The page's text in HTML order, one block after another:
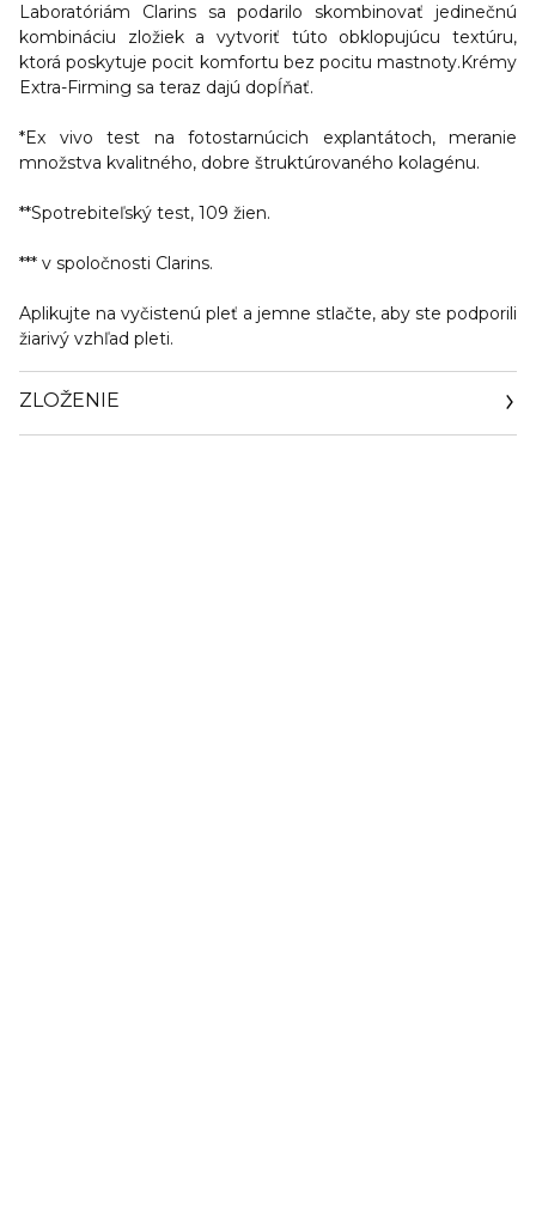
Laboratóriám Clarins sa podarilo skombinovať jedinečnú
kombináciu zložiek a vytvoriť túto obklopujúcu textúru,
ktorá poskytuje pocit komfortu bez pocitu mastnoty.Krémy
Extra-Firming sa teraz dajú dopĺňať.
*Ex vivo test na fotostarnúcich explantátoch, meranie
množstva kvalitného, dobre štruktúrovaného kolagénu.
**Spotrebiteľský test, 109 žien.
*** v spoločnosti Clarins.
Aplikujte na vyčistenú pleť a jemne stlačte, aby ste podporili
žiarivý vzhľad pleti.
ZLOŽENIE